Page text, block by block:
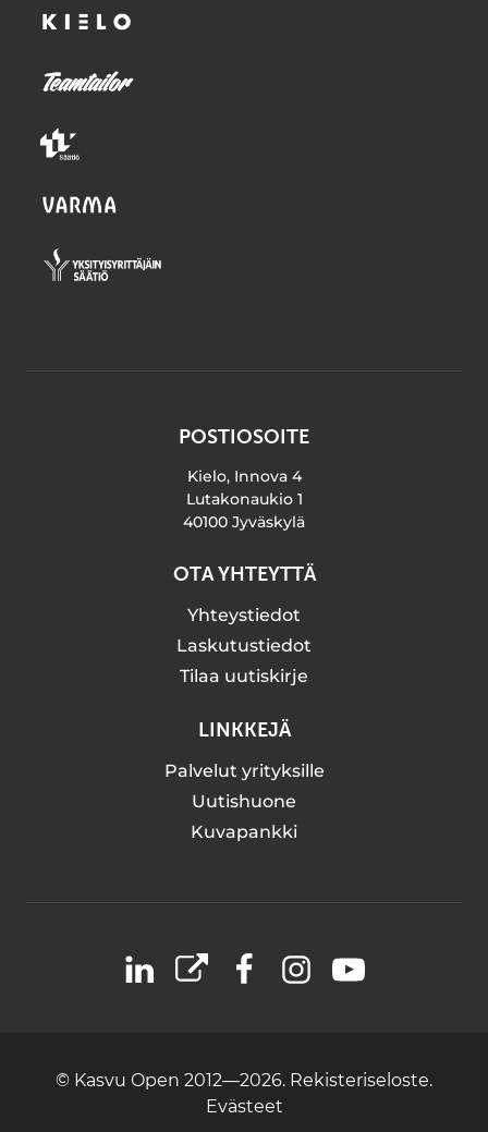
POSTIOSOITE
Kielo, Innova 4
Lutakonaukio 1
40100 Jyväskylä
OTA YHTEYTTÄ
Yhteystiedot
Laskutustiedot
Tilaa uutiskirje
LINKKEJÄ
Palvelut yrityksille
Uutishuone
Kuvapankki
LinkedIn
X FacebookInstagramYouTube
© Kasvu Open 2012—2026. Rekisteriseloste.
Evästeet